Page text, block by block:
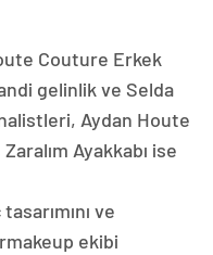
Couture Erkek
gelinlik ve Selda
Aydan Houte
Ayakkabı ise
ve
ekibi